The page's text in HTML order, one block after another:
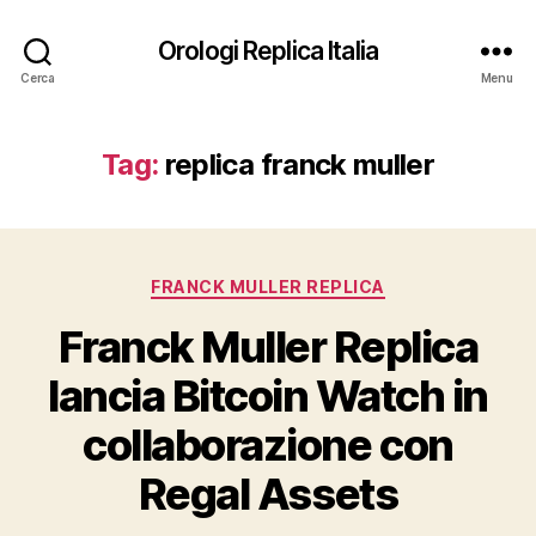
Cerca
Orologi Replica Italia
Menu
Tag: replica franck muller
Categorie
FRANCK MULLER REPLICA
Franck Muller Replica
lancia Bitcoin Watch in
collaborazione con
Regal Assets